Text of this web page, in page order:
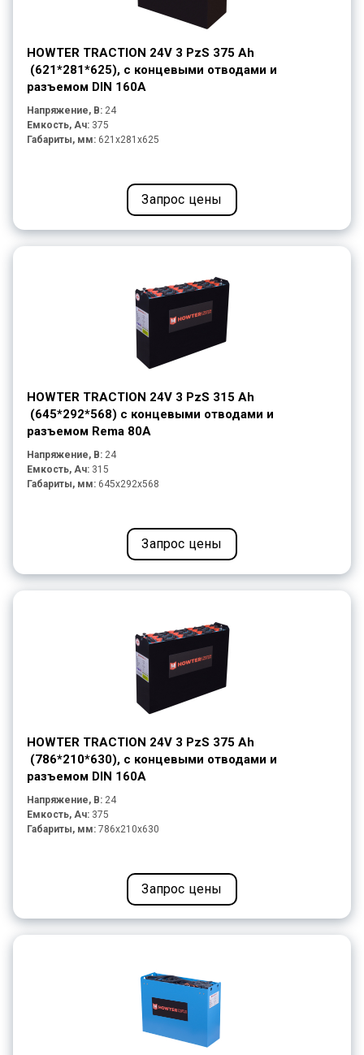
HOWTER TRACTION 24V 3 PzS 375 Ah
(621*281*625), с концевыми отводами и
разъемом DIN 160A
Напряжение, В: 24
Емкость, Ач: 375
Габариты, мм: 621x281x625
Запрос цены
HOWTER TRACTION 24V 3 PzS 315 Ah
(645*292*568) с концевыми отводами и
разъемом Rema 80A
Напряжение, В: 24
Емкость, Ач: 315
Габариты, мм: 645x292x568
Запрос цены
HOWTER TRACTION 24V 3 PzS 375 Ah
(786*210*630), с концевыми отводами и
разъемом DIN 160A
Напряжение, В: 24
Емкость, Ач: 375
Габариты, мм: 786x210x630
Запрос цены